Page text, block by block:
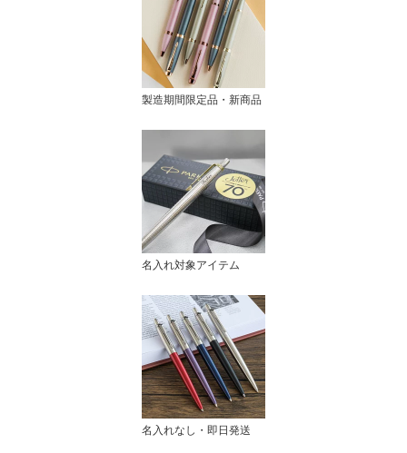
製造期間限定品・新商品
名入れ対象アイテム
名入れなし・即日発送